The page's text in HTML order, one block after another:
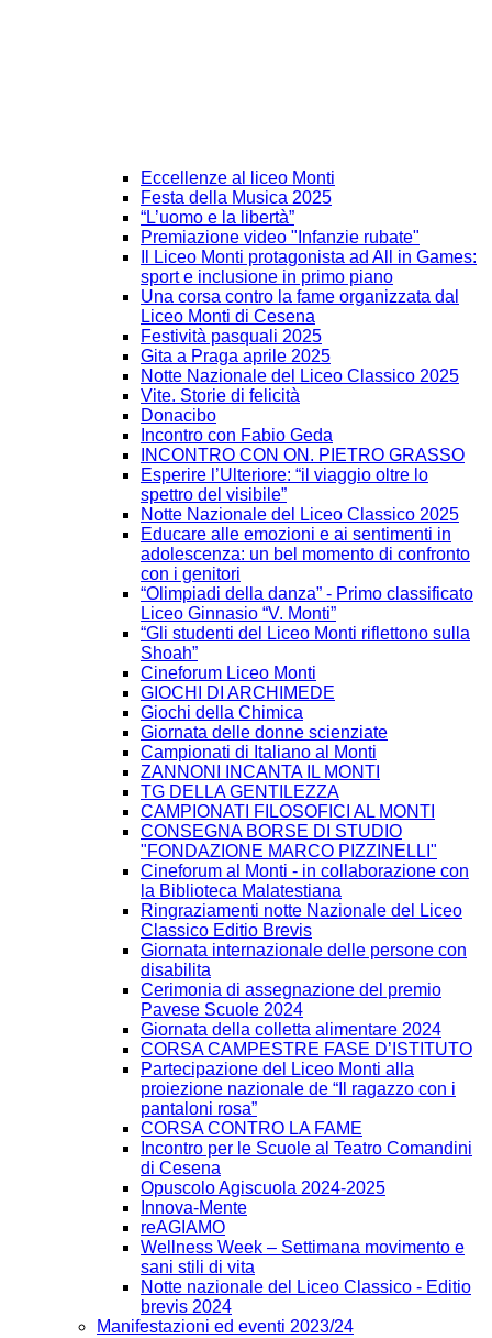
Eccellenze al liceo Monti
Festa della Musica 2025
“L’uomo e la libertà”
Premiazione video "Infanzie rubate"
Il Liceo Monti protagonista ad All in Games:
sport e inclusione in primo piano
Una corsa contro la fame organizzata dal
Liceo Monti di Cesena
Festività pasquali 2025
Gita a Praga aprile 2025
Notte Nazionale del Liceo Classico 2025
Vite. Storie di felicità
Donacibo
Incontro con Fabio Geda
INCONTRO CON ON. PIETRO GRASSO
Esperire l’Ulteriore: “il viaggio oltre lo
spettro del visibile”
Notte Nazionale del Liceo Classico 2025
Educare alle emozioni e ai sentimenti in
adolescenza: un bel momento di confronto
con i genitori
“Olimpiadi della danza” - Primo classificato
Liceo Ginnasio “V. Monti”
“Gli studenti del Liceo Monti riflettono sulla
Shoah”
Cineforum Liceo Monti
GIOCHI DI ARCHIMEDE
Giochi della Chimica
Giornata delle donne scienziate
Campionati di Italiano al Monti
ZANNONI INCANTA IL MONTI
TG DELLA GENTILEZZA
CAMPIONATI FILOSOFICI AL MONTI
CONSEGNA BORSE DI STUDIO
"FONDAZIONE MARCO PIZZINELLI"
Cineforum al Monti - in collaborazione con
la Biblioteca Malatestiana
Ringraziamenti notte Nazionale del Liceo
Classico Editio Brevis
Giornata internazionale delle persone con
disabilita
Cerimonia di assegnazione del premio
Pavese Scuole 2024
Giornata della colletta alimentare 2024
CORSA CAMPESTRE FASE D’ISTITUTO
Partecipazione del Liceo Monti alla
proiezione nazionale de “Il ragazzo con i
pantaloni rosa”
CORSA CONTRO LA FAME
Incontro per le Scuole al Teatro Comandini
di Cesena
Opuscolo Agiscuola 2024-2025
Innova-Mente
reAGIAMO
Wellness Week – Settimana movimento e
sani stili di vita
Notte nazionale del Liceo Classico - Editio
brevis 2024
Manifestazioni ed eventi 2023/24